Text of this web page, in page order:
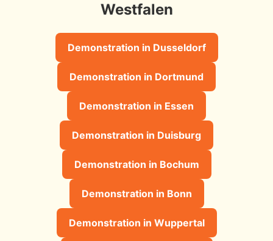
Westfalen
Demonstration in Dusseldorf
Demonstration in Dortmund
Demonstration in Essen
Demonstration in Duisburg
Demonstration in Bochum
Demonstration in Bonn
Demonstration in Wuppertal